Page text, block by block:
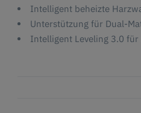
Intelligent beheizte
Unterstützung für Dual-
Intelligent Leveling 3.0